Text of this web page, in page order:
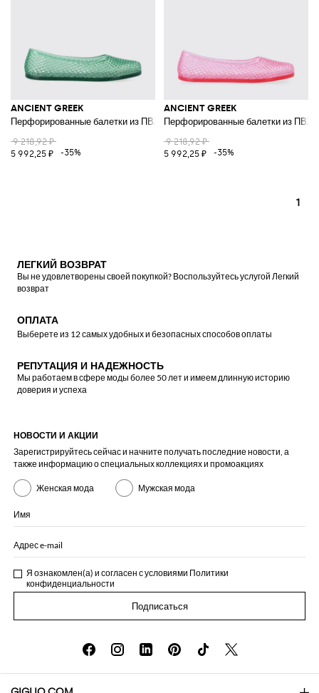
ANCIENT GREEK
Перфорированные балетки из ПВХ с круглым носком
9 218,92 ₽
5 992,25 ₽
-35%
ANCIENT GREEK
Перфорированные балетки из ПВХ
9 218,92 ₽
5 992,25 ₽
-35%
1
ЛЕГКИЙ ВОЗВРАТ
Вы не удовлетворены своей покупкой? Воспользуйтесь услугой Легкий
возврат
ОПЛАТА
Выберете из 12 самых удобных и безопасных способов оплаты
РЕПУТАЦИЯ И НАДЕЖНОСТЬ
Мы работаем в сфере моды более 50 лет и имеем длинную историю
доверия и успеха
НОВОСТИ И АКЦИИ
Зарегистрируйтесь сейчас и начните получать последние новости, а
также информацию о специальных коллекциях и промоакциях
Женская мода Мужская мода
Имя
Адрес e-mail
Я ознакомлен(а) и согласен с условиями Политики
конфиденциальности
Подписаться